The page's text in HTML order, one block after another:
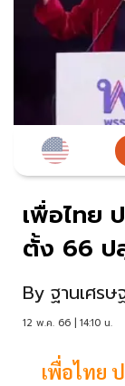
เพื่อไทย
ตั้ง 66 ป
By ฐานเศร
12 พ.ค. 66 | 14:10 น.
เพื่อไทย